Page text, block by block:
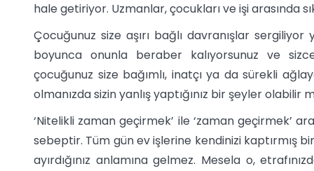
hale getiriyor. Uzmanlar, çocukları ve işi arasında
Çocuğunuz size aşırı bağlı davranışlar
boyunca onunla beraber kalıyorsunuz ve
çocuğunuz size bağımlı, inatçı ya da sürekli
olmanızda sizin yanlış yaptığınız bir şeyler olabilir
‘Nitelikli zaman geçirmek’ ile ‘zaman geçirmek’
sebeptir. Tüm gün ev işlerine kendinizi kaptırmış
ayırdığınız anlamına gelmez. Mesela o,